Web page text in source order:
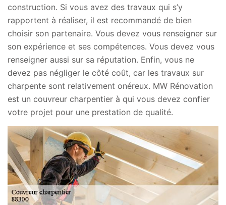
construction. Si vous avez des travaux qui s’y
rapportent à réaliser, il est recommandé de bien
choisir son partenaire. Vous devez vous renseigner sur
son expérience et ses compétences. Vous devez vous
renseigner aussi sur sa réputation. Enfin, vous ne
devez pas négliger le côté coût, car les travaux sur
charpente sont relativement onéreux. MW Rénovation
est un couvreur charpentier à qui vous devez confier
votre projet pour une prestation de qualité.